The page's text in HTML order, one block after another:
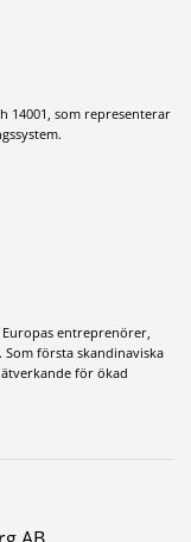
14001, som representerar
entreprenörer,
första skandinaviska
för ökad